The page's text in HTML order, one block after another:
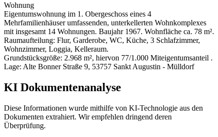
Wohnung
Eigentumswohnung im 1. Obergeschoss eines 4
Mehrfamilienhäuser umfassenden, unterkellerten Wohnkomplexes
mit insgesamt 14 Wohnungen. Baujahr 1967. Wohnfläche ca. 78 m².
Raumaufteilung: Flur, Garderobe, WC, Küche, 3 Schlafzimmer,
Wohnzimmer, Loggia, Kelleraum.
Grundstücksgröße: 2.968 m², hiervon 77/1.000 Miteigentumsanteil .
Lage: Alte Bonner Straße 9, 53757 Sankt Augustin - Mülldorf
KI Dokumentenanalyse
Diese Informationen wurde mithilfe von KI-Technologie aus den
Dokumenten extrahiert. Wir empfehlen dringend deren
Überprüfung.